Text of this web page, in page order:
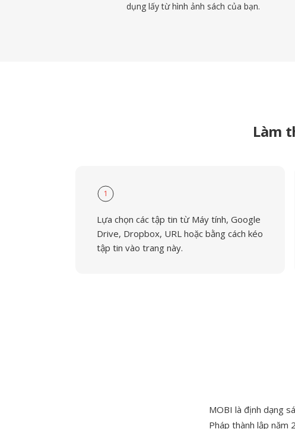
dụng lấy từ hình ảnh sách của bạn.
Làm
1
Lựa chọn các tập tin từ Máy tính, Google
Drive, Dropbox, URL hoặc bằng cách kéo
tập tin vào trang này.
MOBI là định dạng
Pháp thành lập năm